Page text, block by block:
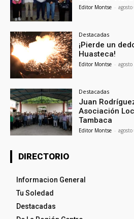
Editor Montse -
Destacadas
¡Pierde un
Huasteca!
Editor Montse -
Destacadas
Juan
Asociación
Tambaca
Editor Montse -
DIRECTORIO
Informacion General
Tu Soledad
Destacadas